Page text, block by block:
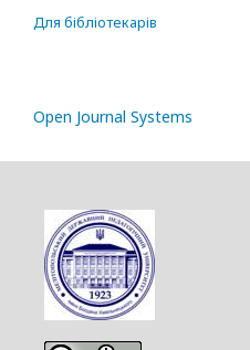
Для бібліотекарів
Open Journal Systems